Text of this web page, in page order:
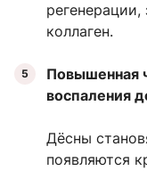
коллаген.
Повышенная
воспаления
Дёсны
появляются